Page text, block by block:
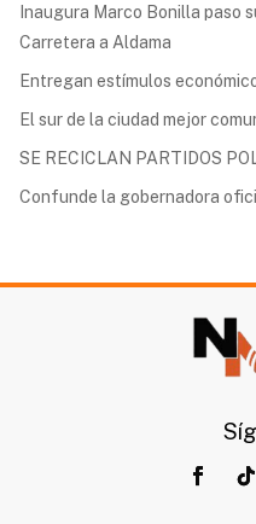
Inaugura Marco Bonilla paso
Carretera a Aldama
Entregan estímulos
El sur de la ciudad mejor
SE RECICLAN PARTIDOS
Confunde la gobernadora